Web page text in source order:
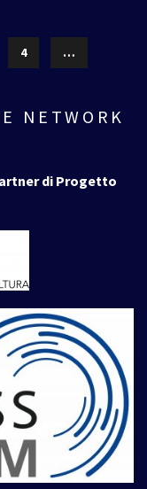
4 …
NETWORK
di Progetto